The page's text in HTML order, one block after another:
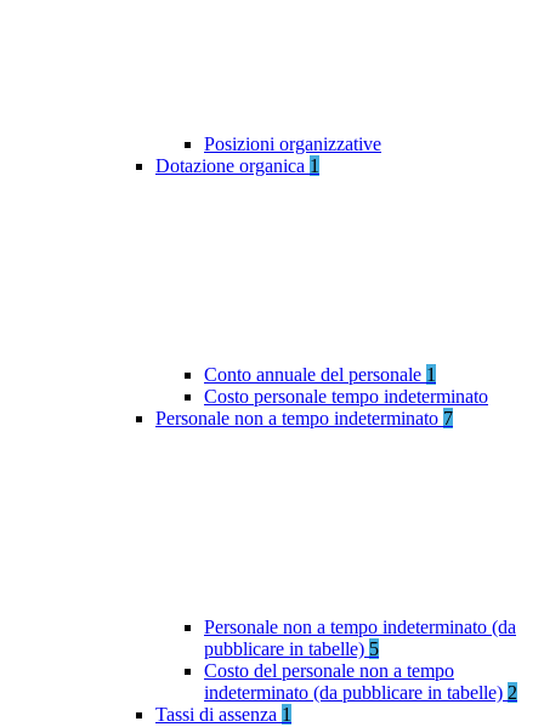
Posizioni organizzative
Dotazione organica 1
Conto annuale del personale 1
Costo personale tempo indeterminato
Personale non a tempo indeterminato 7
Personale non a tempo indeterminato (da
pubblicare in tabelle) 5
Costo del personale non a tempo
indeterminato (da pubblicare in tabelle) 2
Tassi di assenza 1